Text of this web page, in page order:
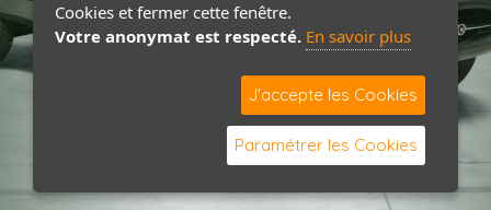
Cookies et fermer cette fenêtre.
Votre anonymat est respecté. En savoir plus
J'accepte les Cookies
Paramétrer les Cookies